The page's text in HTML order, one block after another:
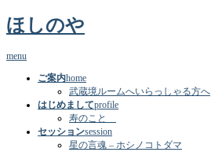
ほしのや
menu
ご案内home
武蔵境ルームへいらっしゃる方へ
はじめましてprofile
寿のこと
セッションsession
星の言魂 – ホシノコトダマ